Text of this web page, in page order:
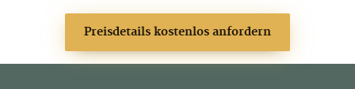
Preisdetails kostenlos anfordern